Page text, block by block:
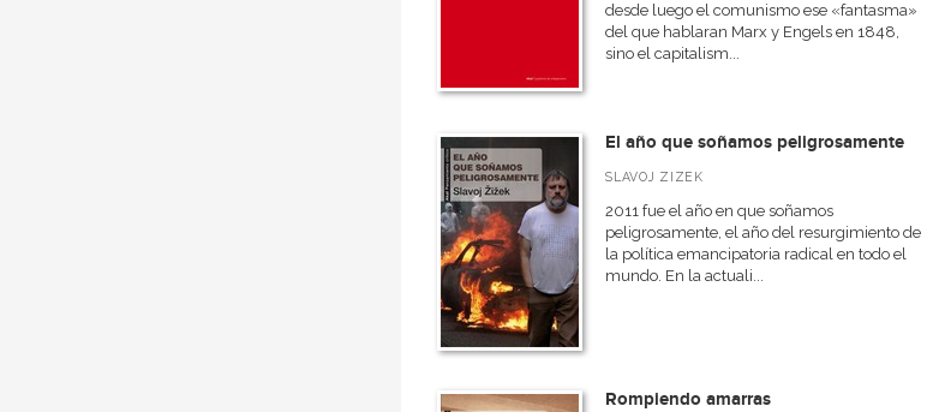
desde luego el comunismo ese «fantasma»
del que hablaran Marx y Engels en 1848,
sino el capitalism...
El año que soñamos peligrosamente
SLAVOJ ZIZEK
2011 fue el año en que soñamos
peligrosamente, el año del resurgimiento de
la política emancipatoria radical en todo el
mundo. En la actuali...
Rompiendo amarras